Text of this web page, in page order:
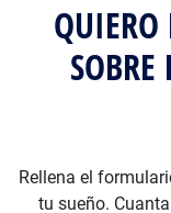
SOBRE
Rellena el
tu sueño.